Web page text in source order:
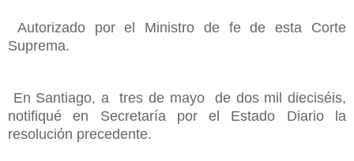
Autorizado por el Ministro de fe de esta Corte
Suprema.
En Santiago, a tres de mayo de dos mil dieciséis,
notifiqué en Secretaría por el Estado Diario la
resolución precedente.